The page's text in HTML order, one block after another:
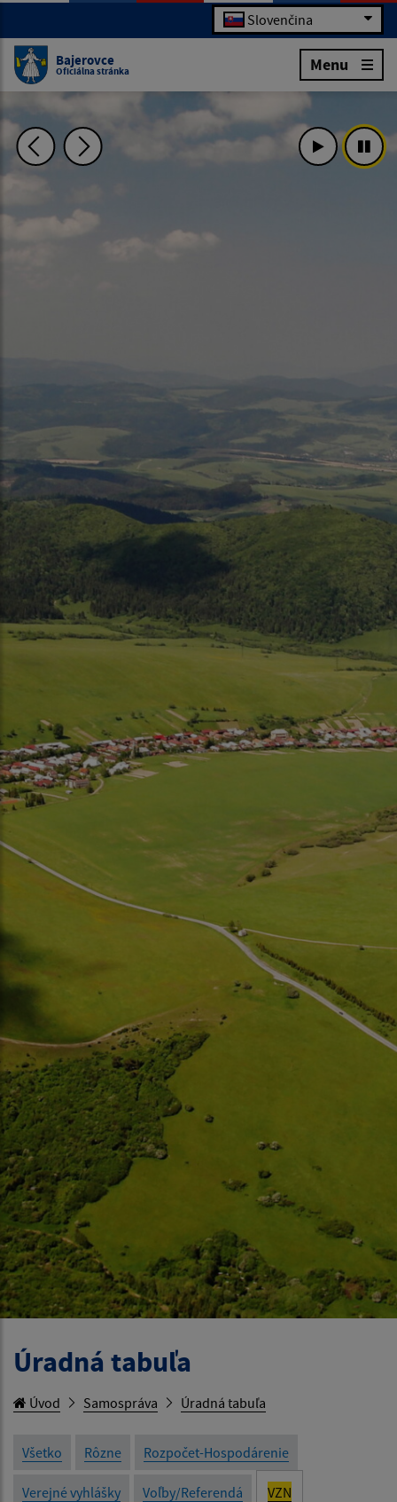
Slovenčina
Bajerovce
Oficiálna stránka Menu
Úradná tabuľa
Úvod Samospráva Úradná tabuľa
Všetko Rôzne Rozpočet-Hospodárenie
Verejné vyhlášky Voľby/Referendá VZN